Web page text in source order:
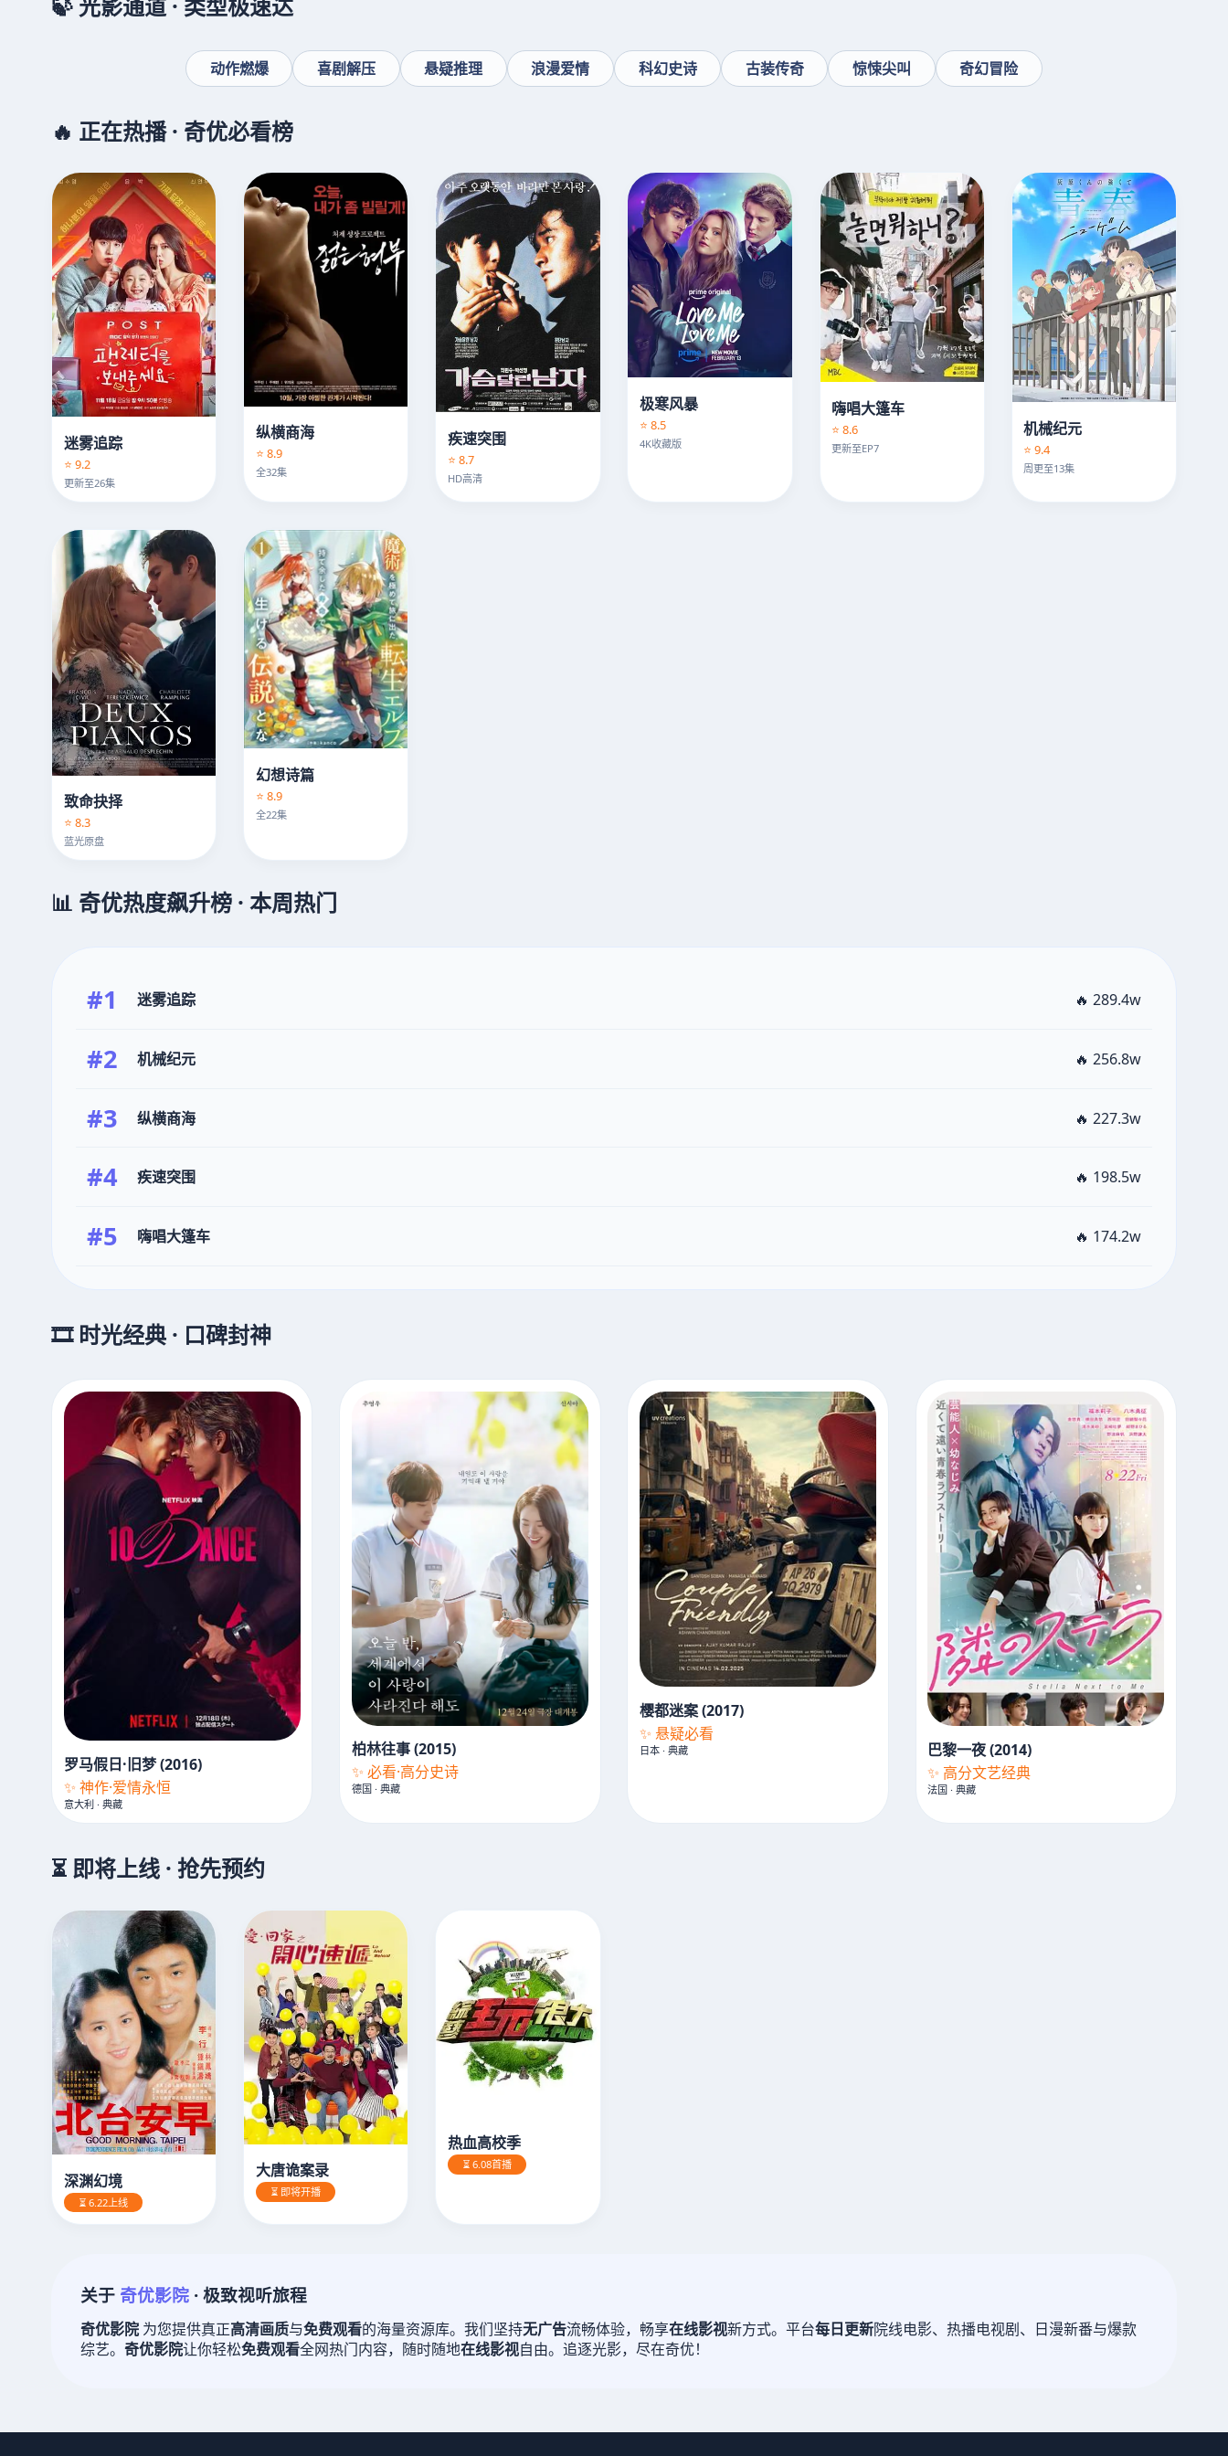
动作燃爆 喜剧解压 悬疑推理 浪漫爱情 科幻史诗 古装传奇 惊悚尖叫 奇幻冒险
🔥 正在热播 · 奇优必看榜
迷雾追踪
⭐ 9.2
更新至26集
纵横商海
⭐ 8.9
全32集
疾速突围
⭐ 8.7
HD高清
极寒风暴
⭐ 8.5
4K收藏版
嗨唱大篷车
⭐ 8.6
更新至EP7
机械纪元
⭐ 9.4
周更至13集
致命抉择
⭐ 8.3
蓝光原盘
幻想诗篇
⭐ 8.9
全22集
📊 奇优热度飙升榜 · 本周热门
#1 迷雾追踪 🔥 289.4w
#2 机械纪元 🔥 256.8w
#3 纵横商海 🔥 227.3w
#4 疾速突围 🔥 198.5w
#5 嗨唱大篷车 🔥 174.2w
🎞️ 时光经典 · 口碑封神
罗马假日·旧梦 (2016)
✨ 神作·爱情永恒
意大利 · 典藏
柏林往事 (2015)
✨ 必看·高分史诗
德国 · 典藏
樱都迷案 (2017)
✨ 悬疑必看
日本 · 典藏
巴黎一夜 (2014)
✨ 高分文艺经典
法国 · 典藏
⏳ 即将上线 · 抢先预约
深渊幻境
⏳ 6.22上线
大唐诡案录
⏳ 即将开播
热血高校季
⏳ 6.08首播
关于 奇优影院 · 极致视听旅程
奇优影院 为您提供真正高清画质与免费观看的海量资源库。我们坚持无广告流畅体验，畅享在线影视新方式。平台每日更新院线电影、热播电视剧、日漫新番与爆款
综艺。 奇优影院让你轻松免费观看全网热门内容，随时随地在线影视自由。追逐光影，尽在奇优！